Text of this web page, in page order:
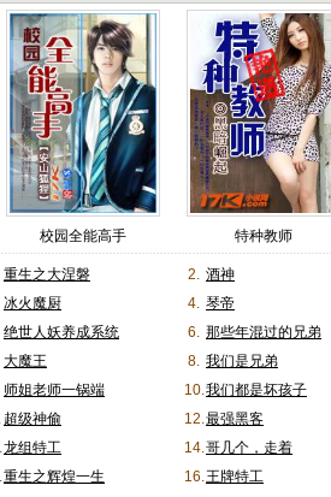
校园全能高手 特种教师
重生之大涅磐 2. 酒神
冰火魔厨 4. 琴帝
绝世人妖养成系统 6. 那些年混过的兄弟
大魔王 8. 我们是兄弟
师姐老师一锅端 10.我们都是坏孩子
超级神偷 12.最强黑客
龙组特工 14.哥几个，走着
重生之辉煌一生 16.王牌特工